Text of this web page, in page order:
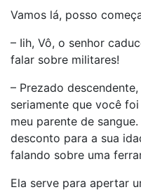
Vamos lá, posso
– Iih, Vô, o senhor
falar sobre militares!
– Prezado
seriamente que você
meu parente de
desconto para a sua
falando sobre uma
Ela serve para apertar